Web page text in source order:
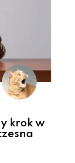
krok w